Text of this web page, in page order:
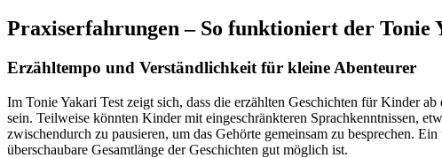
Praxiserfahrungen – So funktioniert der
Erzähltempo und Verständlichkeit für kleine Abenteurer
Im Tonie Yakari Test zeigt sich, dass die erzählten Geschichten für Kinder
sein. Teilweise könnten Kinder mit eingeschränkteren Sprachkenntnissen,
zwischendurch zu pausieren, um das Gehörte gemeinsam zu besprechen.
überschaubare Gesamtlänge der Geschichten gut möglich ist.